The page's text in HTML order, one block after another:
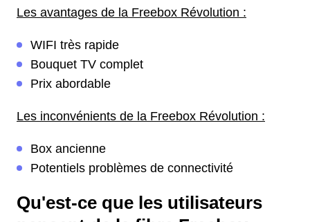
Les avantages de la Freebox Révolution :
WIFI très rapide
Bouquet TV complet
Prix abordable
Les inconvénients de la Freebox Révolution :
Box ancienne
Potentiels problèmes de connectivité
Qu'est-ce que les utilisateurs